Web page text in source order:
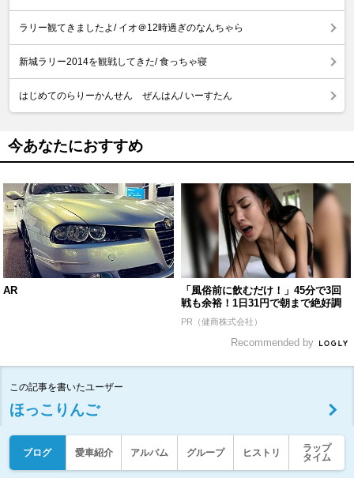
ラリー観てきましたよ/ イオ＠12時過ぎのなんちゃら
新城ラリー2014を観戦してきた/ 食っちゃ寝
はじめてのらりーかんせん ぜんはん/ いーすたん
今あなたにおすすめ
AR
「風俗前に飲むだけ！」45分で3回
戦も余裕！1日31円で朝まで絶好調
PR（健商株式会社）
Recommended by
この記事を書いたユーザー
ほっこりんご
ブログ 愛車紹介 アルバム グループ ヒストリ
ラップ
タイム